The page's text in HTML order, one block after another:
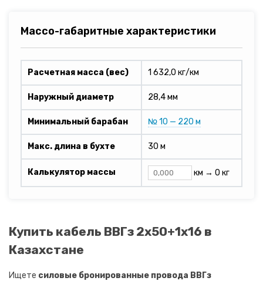
Массо-габаритные характеристики
Расчетная масса (вес) 1 632,0 кг/км
Наружный диаметр 28,4 мм
Минимальный барабан № 10 — 220 м
Макс. длина в бухте 30 м
Калькулятор массы км → 0 кг
Купить кабель ВВГз 2х50+1х16 в
Казахстане
Ищете силовые бронированные провода ВВГз